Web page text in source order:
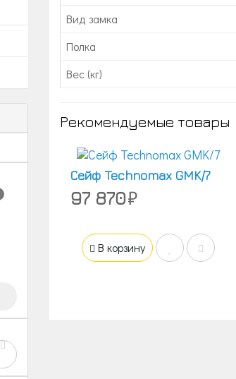
Вид замка
Полка
Вес (кг)
Рекомендуемые товары
Сейф Technomax GMK/7
97 870
В корзину